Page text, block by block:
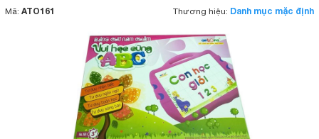
Mã: ATO161 Thương hiệu: Danh mục mặc định